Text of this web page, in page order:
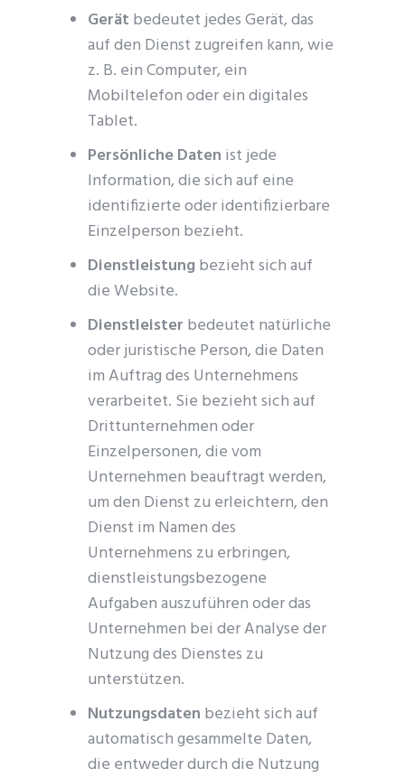
Gerät bedeutet jedes Gerät, das
auf den Dienst zugreifen kann, wie
z. B. ein Computer, ein
Mobiltelefon oder ein digitales
Tablet.
Persönliche Daten ist jede
Information, die sich auf eine
identifizierte oder identifizierbare
Einzelperson bezieht.
Dienstleistungbezieht sich auf
die Website.
Dienstleister bedeutet natürliche
oder juristische Person, die Daten
im Auftrag des Unternehmens
verarbeitet. Sie bezieht sich auf
Drittunternehmen oder
Einzelpersonen, die vom
Unternehmen beauftragt werden,
um den Dienst zu erleichtern, den
Dienst im Namen des
Unternehmens zu erbringen,
dienstleistungsbezogene
Aufgaben auszuführen oder das
Unternehmen bei der Analyse der
Nutzung des Dienstes zu
unterstützen.
Nutzungsdaten bezieht sich auf
automatisch gesammelte Daten,
die entweder durch die Nutzung